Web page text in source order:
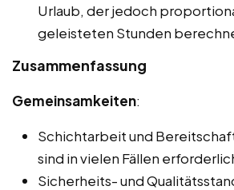
Urlaub, der jedoch
geleisteten Stunden
Zusammenfassung
Gemeinsamkeiten:
Schichtarbeit und
sind in vielen Fällen
Sicherheits- und